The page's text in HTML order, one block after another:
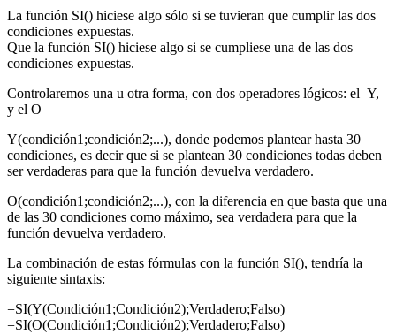
La función SI() hiciese algo sólo si se tuvieran que cumplir las dos
condiciones expuestas.
Que la función SI() hiciese algo si se cumpliese una de las dos
condiciones expuestas.
Controlaremos una u otra forma, con dos operadores lógicos: el Y,
y el O
Y(condición1;condición2;...), donde podemos plantear hasta 30
condiciones, es decir que si se plantean 30 condiciones todas deben
ser verdaderas para que la función devuelva verdadero.
O(condición1;condición2;...), con la diferencia en que basta que una
de las 30 condiciones como máximo, sea verdadera para que la
función devuelva verdadero.
La combinación de estas fórmulas con la función SI(), tendría la
siguiente sintaxis:
=SI(Y(Condición1;Condición2);Verdadero;Falso)
=SI(O(Condición1;Condición2);Verdadero;Falso)